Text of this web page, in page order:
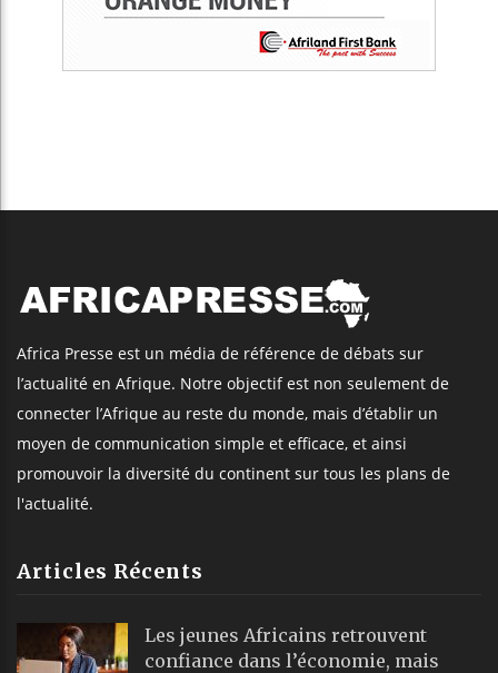
Africa Presse est un média de référence de débats sur
l’actualité en Afrique. Notre objectif est non seulement de
connecter l’Afrique au reste du monde, mais d’établir un
moyen de communication simple et efficace, et ainsi
promouvoir la diversité du continent sur tous les plans de
l'actualité.
Articles Récents
Les jeunes Africains retrouvent
confiance dans l’économie, mais